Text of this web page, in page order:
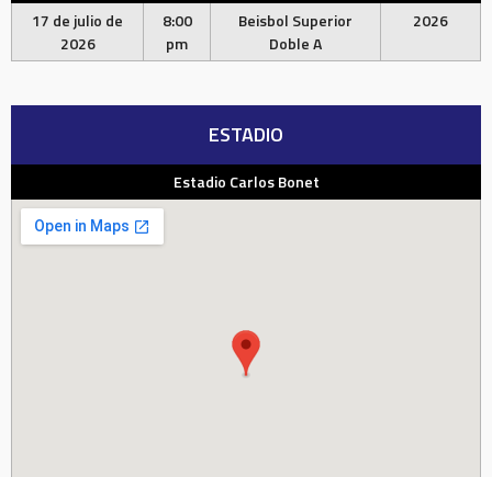
17 de julio de
2026
8:00
pm
Beisbol Superior
Doble A
2026
ESTADIO
Estadio Carlos Bonet